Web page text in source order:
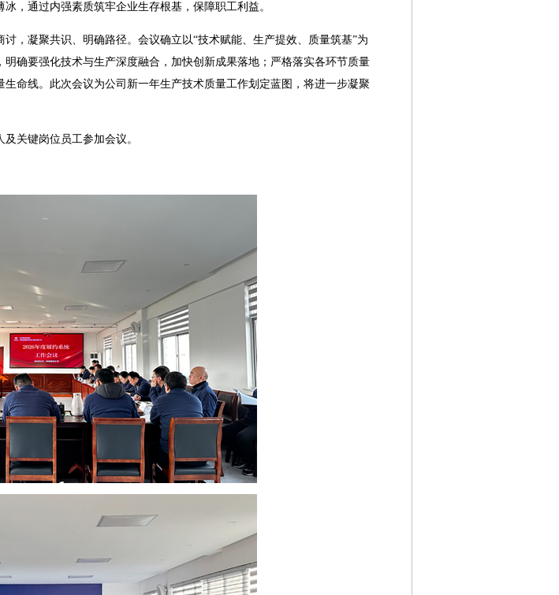
，通过内强素质筑牢企业生存根基，保障职工利益。
，凝聚共识、明确路径。会议确立以“技术赋能、生产提效、质量筑基”为
确要强化技术与生产深度融合，加快创新成果落地；严格落实各环节质量
命线。此次会议为公司新一年生产技术质量工作划定蓝图，将进一步凝聚
关键岗位员工参加会议。